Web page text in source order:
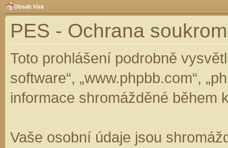
Obsah fóra
PES - Ochrana
Toto prohlášení podrobně
software“, „www.phpbb.com“,
informace shromážděné během
Vaše osobní údaje jsou